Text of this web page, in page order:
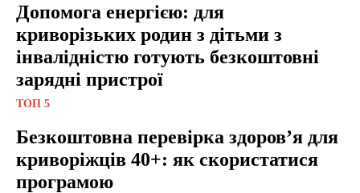
Допомога енергією: для
криворізьких родин з дітьми з
інвалідністю готують безкоштовні
зарядні пристрої
ТОП 5
Безкоштовна перевірка здоров’я для
криворіжців 40+: як скористатися
програмою